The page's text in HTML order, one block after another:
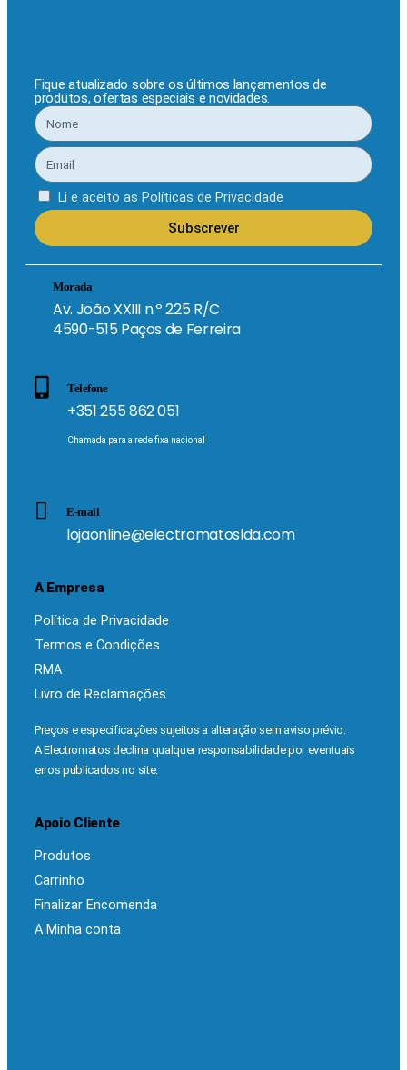
Fique atualizado sobre os últimos lançamentos de
produtos, ofertas especiais e novidades.
Li e aceito as Políticas de Privacidade
Subscrever
Morada
Av. João XXIII n.º 225 R/C
4590-515 Paços de Ferreira
Telefone
+351 255 862 051
Chamada para a rede fixa nacional
E-mail
lojaonline@electromatoslda.com
A Empresa
Política de Privacidade
Termos e Condições
RMA
Livro de Reclamações
Preços e especificações sujeitos a alteração sem aviso prévio.
A Electromatos declina qualquer responsabilidade por eventuais
erros publicados no site.
Apoio Cliente
Produtos
Carrinho
Finalizar Encomenda
A Minha conta